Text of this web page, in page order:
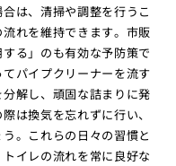
は、清掃や調整を行うこ
れを維持できます。市販
る」のも有効な予防策で
パイプクリーナーを流す
解し、頑固な詰まりに発
は換気を忘れずに行い、
。これらの日々の習慣と
イレの流れを常に良好な